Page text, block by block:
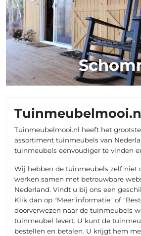
Tuinmeubelmooi.nl heeft het grootste
assortiment tuinmeubels van
tuinmeubels eenvoudiger te vinden
Wij hebben de tuinmeubels zelf niet
werken samen met betrouwbare
Nederland. Vindt u bij ons een
Klik dan op "Meer informatie" of
doorverwezen naar de tuinmeubels
tuinmeubel levert. U kunt de
bestellen en betalen. U krijgt hem